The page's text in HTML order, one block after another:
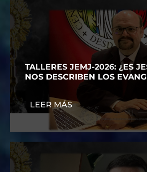
TALLERES JEMJ-2026: ¿ES
NOS DESCRIBEN LOS
LEER MÁS